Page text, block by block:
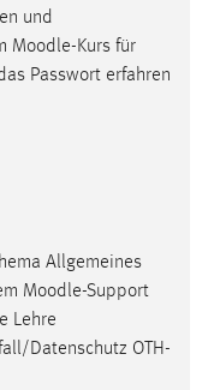
und
Moodle-Kurs für
Passwort erfahren
Allgemeines
Moodle-Support
Lehre
Datenschutz OTH-
der Website.